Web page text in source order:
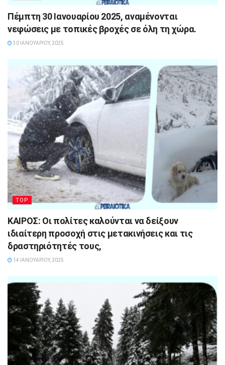
Πέμπτη 30 Ιανουαρίου 2025, αναμένονται
νεφώσεις με τοπικές βροχές σε όλη τη χώρα.
30 ΙΑΝΟΥΑΡΊΟΥ, 2025
TOP
ΚΑΙΡΟΣ: Οι πολίτες καλούνται να δείξουν
ιδιαίτερη προσοχή στις μετακινήσεις και τις
δραστηριότητές τους,
14 ΙΑΝΟΥΑΡΊΟΥ, 2025